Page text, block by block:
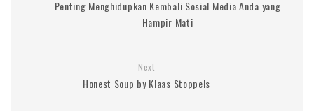
Penting Menghidupkan Kembali Sosial Media Anda yang
Hampir Mati
Next
Honest Soup by Klaas Stoppels